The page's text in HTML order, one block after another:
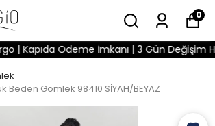
0
| Kapıda Ödeme İmkanı | 3 Gün Değişim
Beden Gömlek 98410 SİYAH/BEYAZ